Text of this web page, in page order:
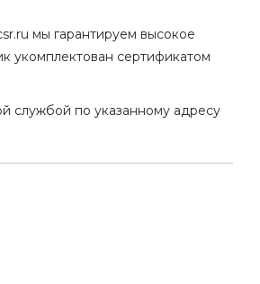
мы гарантируем высокое
укомплектован сертификатом
службой по указанному адресу